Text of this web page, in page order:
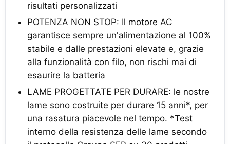
risultati personalizzati
POTENZA NON STOP: Il motore AC
garantisce sempre un'alimentazione al 100%
stabile e dalle prestazioni elevate e, grazie
alla funzionalità con filo, non rischi mai di
esaurire la batteria
LAME PROGETTATE PER DURARE: le nostre
lame sono costruite per durare 15 anni*, per
una rasatura piacevole nel tempo. *Test
interno della resistenza delle lame secondo